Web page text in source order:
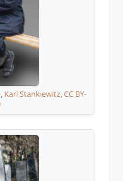
Karl Stankiewitz,CC BY-